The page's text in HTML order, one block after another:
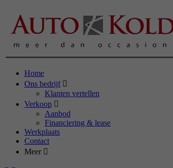
Home
Ons bedrijf
Klanten vertellen
Verkoop
Aanbod
Financiering & lease
Werkplaats
Contact
Meer